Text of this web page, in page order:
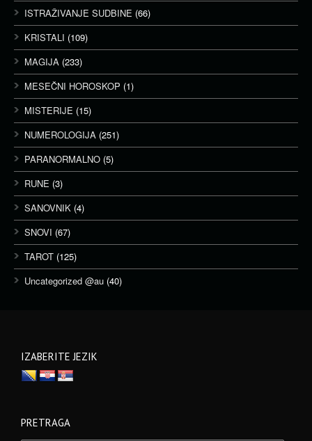
ISTRAŽIVANJE SUDBINE (66)
KRISTALI (109)
MAGIJA (233)
MESEČNI HOROSKOP (1)
MISTERIJE (15)
NUMEROLOGIJA (251)
PARANORMALNO (5)
RUNE (3)
SANOVNIK (4)
SNOVI (67)
TAROT (125)
Uncategorized @au (40)
IZABERITE JEZIK
PRETRAGA